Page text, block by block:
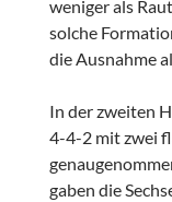
weniger als
solche
die Ausnahme
In der zweiten
4-4-2 mit zwei
gaben die